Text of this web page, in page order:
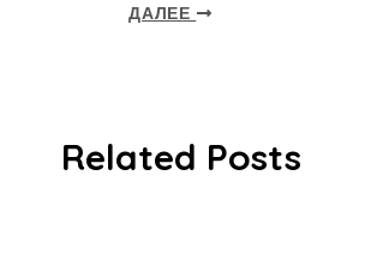
ДАЛЕЕ
Related Posts